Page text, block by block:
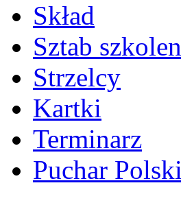
Skład
Sztab
Strzelcy
Kartki
Terminarz
Puchar Polski